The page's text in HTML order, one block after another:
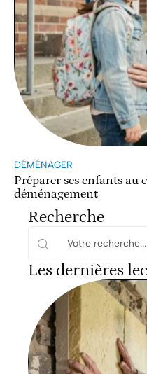
DÉMÉNAGER
Préparer ses enfants au
déménagement
Recherche
Les dernières